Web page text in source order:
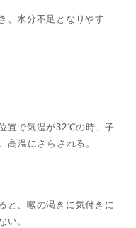
、水分不足となりやす
置で気温が32℃の時、子
高温にさらされる。
と、喉の渇きに気付きに
い。